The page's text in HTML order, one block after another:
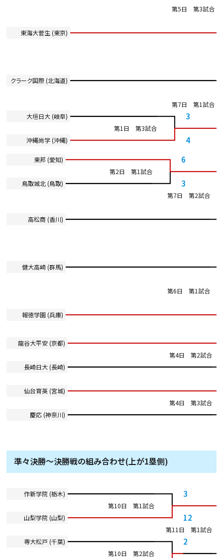
第5日 第3試合
東海大菅生 (東京)
クラーク国際 (北海道)
第7日 第1試合
大垣日大 (岐阜)
3
第1日 第3試合
沖縄尚学 (沖縄)
4
東邦 (愛知) 6
第2日 第1試合
鳥取城北 (鳥取)
3
第7日 第2試合
高松商 (香川)
健大高崎 (群馬)
第6日 第1試合
報徳学園 (兵庫)
龍谷大平安 (京都)
第4日 第2試合
長崎日大 (長崎)
仙台育英 (宮城)
第4日 第3試合
慶応 (神奈川)
準々決勝～決勝戦の組み合わせ(上が1塁側)
作新学院 (栃木) 3
第10日 第1試合
山梨学院 (山梨)
12
第11日 第1試合
専大松戸 (千葉)
2
第10日 第2試合